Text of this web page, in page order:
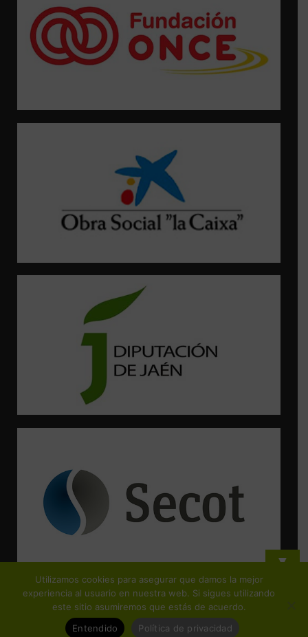
▼
¡Suscríbete y no te pierdas ninguna de nuestras actividades!
Utilizamos cookies para asegurar que damos la mejor
experiencia al usuario en nuestra web. Si sigues utilizando
este sitio asumiremos que estás de acuerdo.
Entendido
Política de privacidad